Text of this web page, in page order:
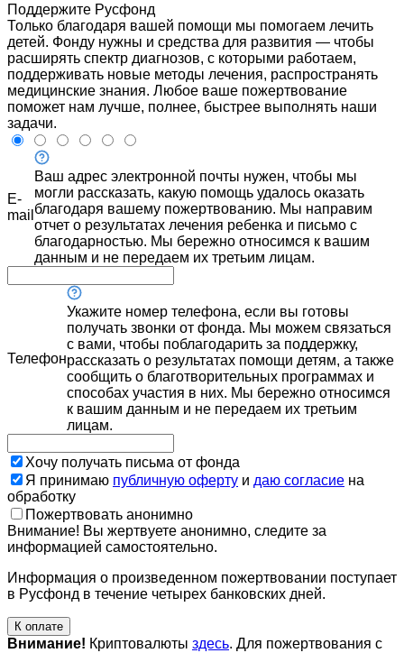
Поддержите Русфонд
Только благодаря вашей помощи мы помогаем лечить
детей. Фонду нужны и средства для развития — чтобы
расширять спектр диагнозов, с которыми работаем,
поддерживать новые методы лечения, распространять
медицинские знания. Любое ваше пожертвование
поможет нам лучше, полнее, быстрее выполнять наши
задачи.
E-
mail
Ваш адрес электронной почты нужен, чтобы мы
могли рассказать, какую помощь удалось оказать
благодаря вашему пожертвованию. Мы направим
отчет о результатах лечения ребенка и письмо с
благодарностью. Мы бережно относимся к вашим
данным и не передаем их третьим лицам.
Телефон
Укажите номер телефона, если вы готовы
получать звонки от фонда. Мы можем связаться
с вами, чтобы поблагодарить за поддержку,
рассказать о результатах помощи детям, а также
сообщить о благотворительных программах и
способах участия в них. Мы бережно относимся
к вашим данным и не передаем их третьим
лицам.
Хочу получать письма от фонда
Я принимаю публичную оферту и даю согласие на
обработку
Пожертвовать анонимно
Внимание! Вы жертвуете анонимно, следите за
информацией самостоятельно.
Информация о произведенном пожертвовании поступает
в Русфонд в течение четырех банковских дней.
К оплате
Внимание! Криптовалюты здесь. Для пожертвования с